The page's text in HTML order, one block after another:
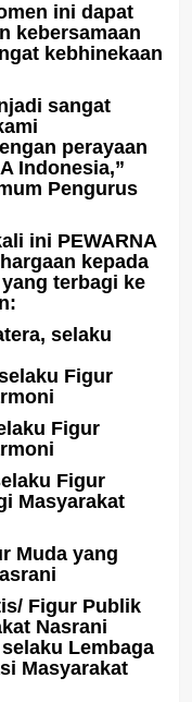
ini dapat
kebersamaan
kebhinekaan
sangat
perayaan
Indonesia,”
Pengurus
ini PEWARNA
kepada
terbagi ke
selaku
Figur
Figur
Figur
Masyarakat
Muda yang
Figur Publik
Nasrani
Lembaga
Masyarakat